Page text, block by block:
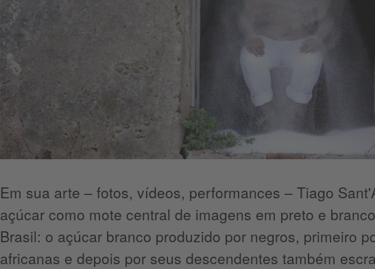
Em sua arte – fotos, vídeos, performances – Tiago
açúcar como mote central de imagens em preto e
Brasil: o açúcar branco produzido por negros, primeiro
africanas e depois por seus descendentes também